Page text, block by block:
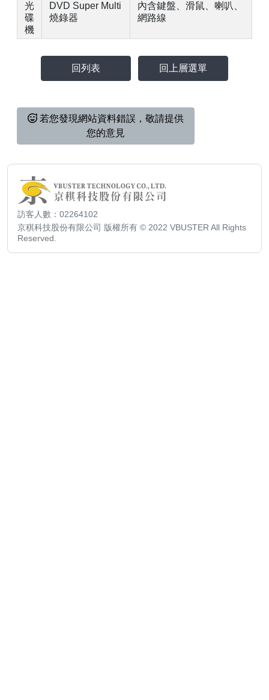
光
碟
機
DVD Super Multi
燒錄器
內含鍵盤、滑鼠、喇叭、
網路線
回列表 回上層選單
若您發現網站資料錯誤，敬請提供
您的意見
訪客人數：02264102
京稘科技股份有限公司 版權所有 © 2022 VBUSTER All Rights
Reserved.